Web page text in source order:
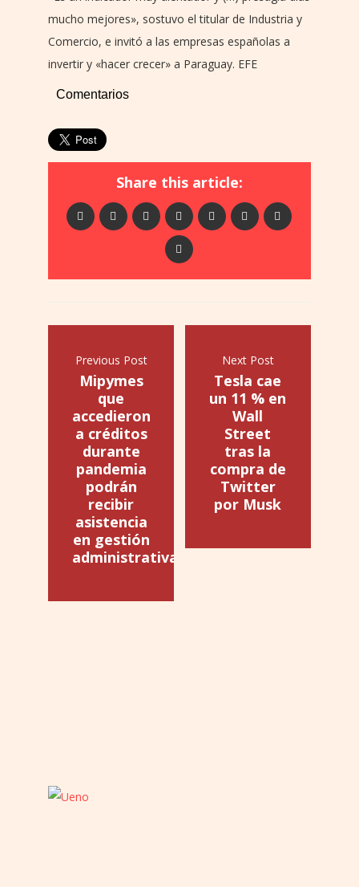
mucho mejores», sostuvo el titular de Industria y
Comercio, e invitó a las empresas españolas a
invertir y «hacer crecer» a Paraguay. EFE
Comentarios
Share this article:
Previous Post
Mipymes
que
accedieron
a créditos
durante
pandemia
podrán
recibir
asistencia
en gestión
administrativa
Next Post
Tesla cae
un 11 % en
Wall
Street
tras la
compra de
Twitter
por Musk